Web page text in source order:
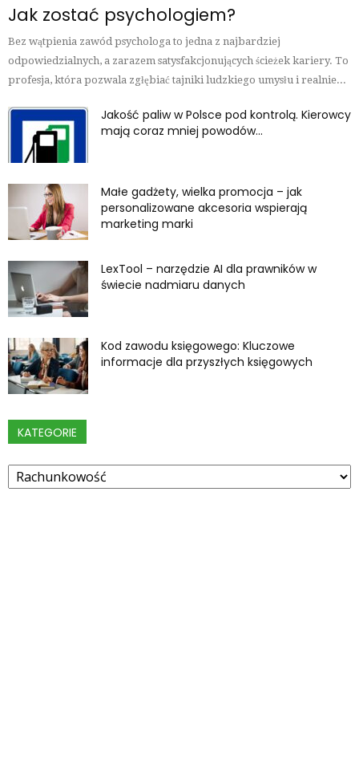
Jak zostać psychologiem?
Bez wątpienia zawód psychologa to jedna z najbardziej
odpowiedzialnych, a zarazem satysfakcjonujących ścieżek kariery. To
profesja, która pozwala zgłębiać tajniki ludzkiego umysłu i realnie...
Jakość paliw w Polsce pod kontrolą. Kierowcy
mają coraz mniej powodów...
Małe gadżety, wielka promocja – jak
personalizowane akcesoria wspierają
marketing marki
LexTool – narzędzie AI dla prawników w
świecie nadmiaru danych
Kod zawodu księgowego: Kluczowe
informacje dla przyszłych księgowych
KATEGORIE
Kategorie